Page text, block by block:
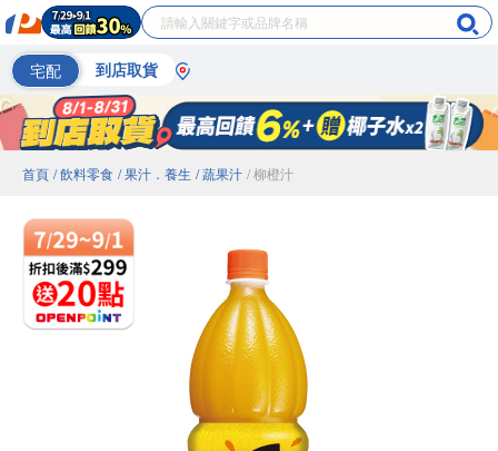
宅配 到店取貨
首頁 / 飲料零食 / 果汁．養生 / 蔬果汁 / 柳橙汁